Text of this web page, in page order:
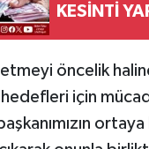
KESİNTİ
etmeyi öncelik
hedefleri için